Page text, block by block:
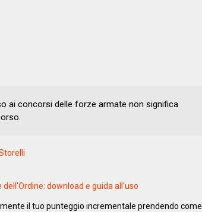
ai concorsi delle forze armate non significa
download e guida all'uso
il tuo punteggio incrementale prendendo come